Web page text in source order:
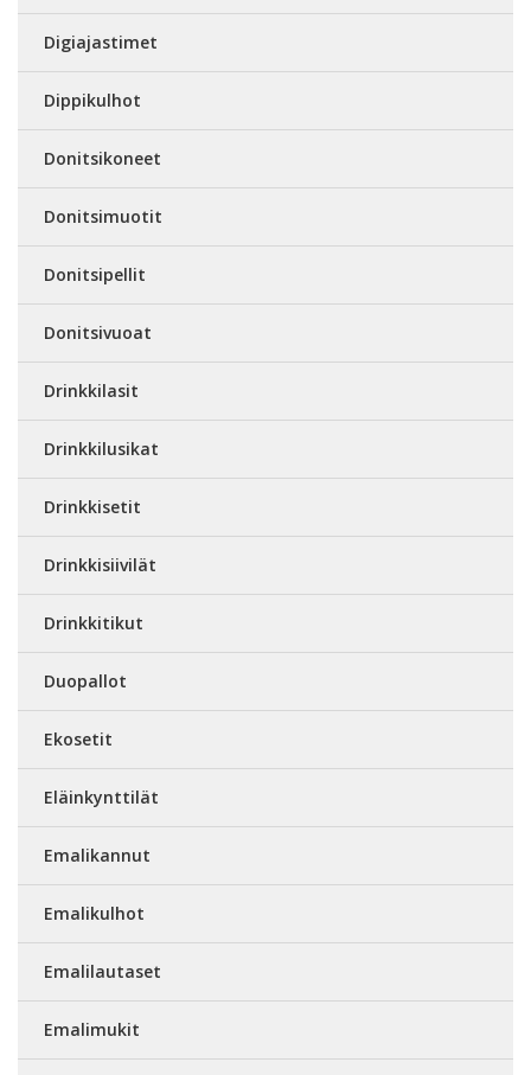
Digiajastimet
Dippikulhot
Donitsikoneet
Donitsimuotit
Donitsipellit
Donitsivuoat
Drinkkilasit
Drinkkilusikat
Drinkkisetit
Drinkkisiivilät
Drinkkitikut
Duopallot
Ekosetit
Eläinkynttilät
Emalikannut
Emalikulhot
Emalilautaset
Emalimukit